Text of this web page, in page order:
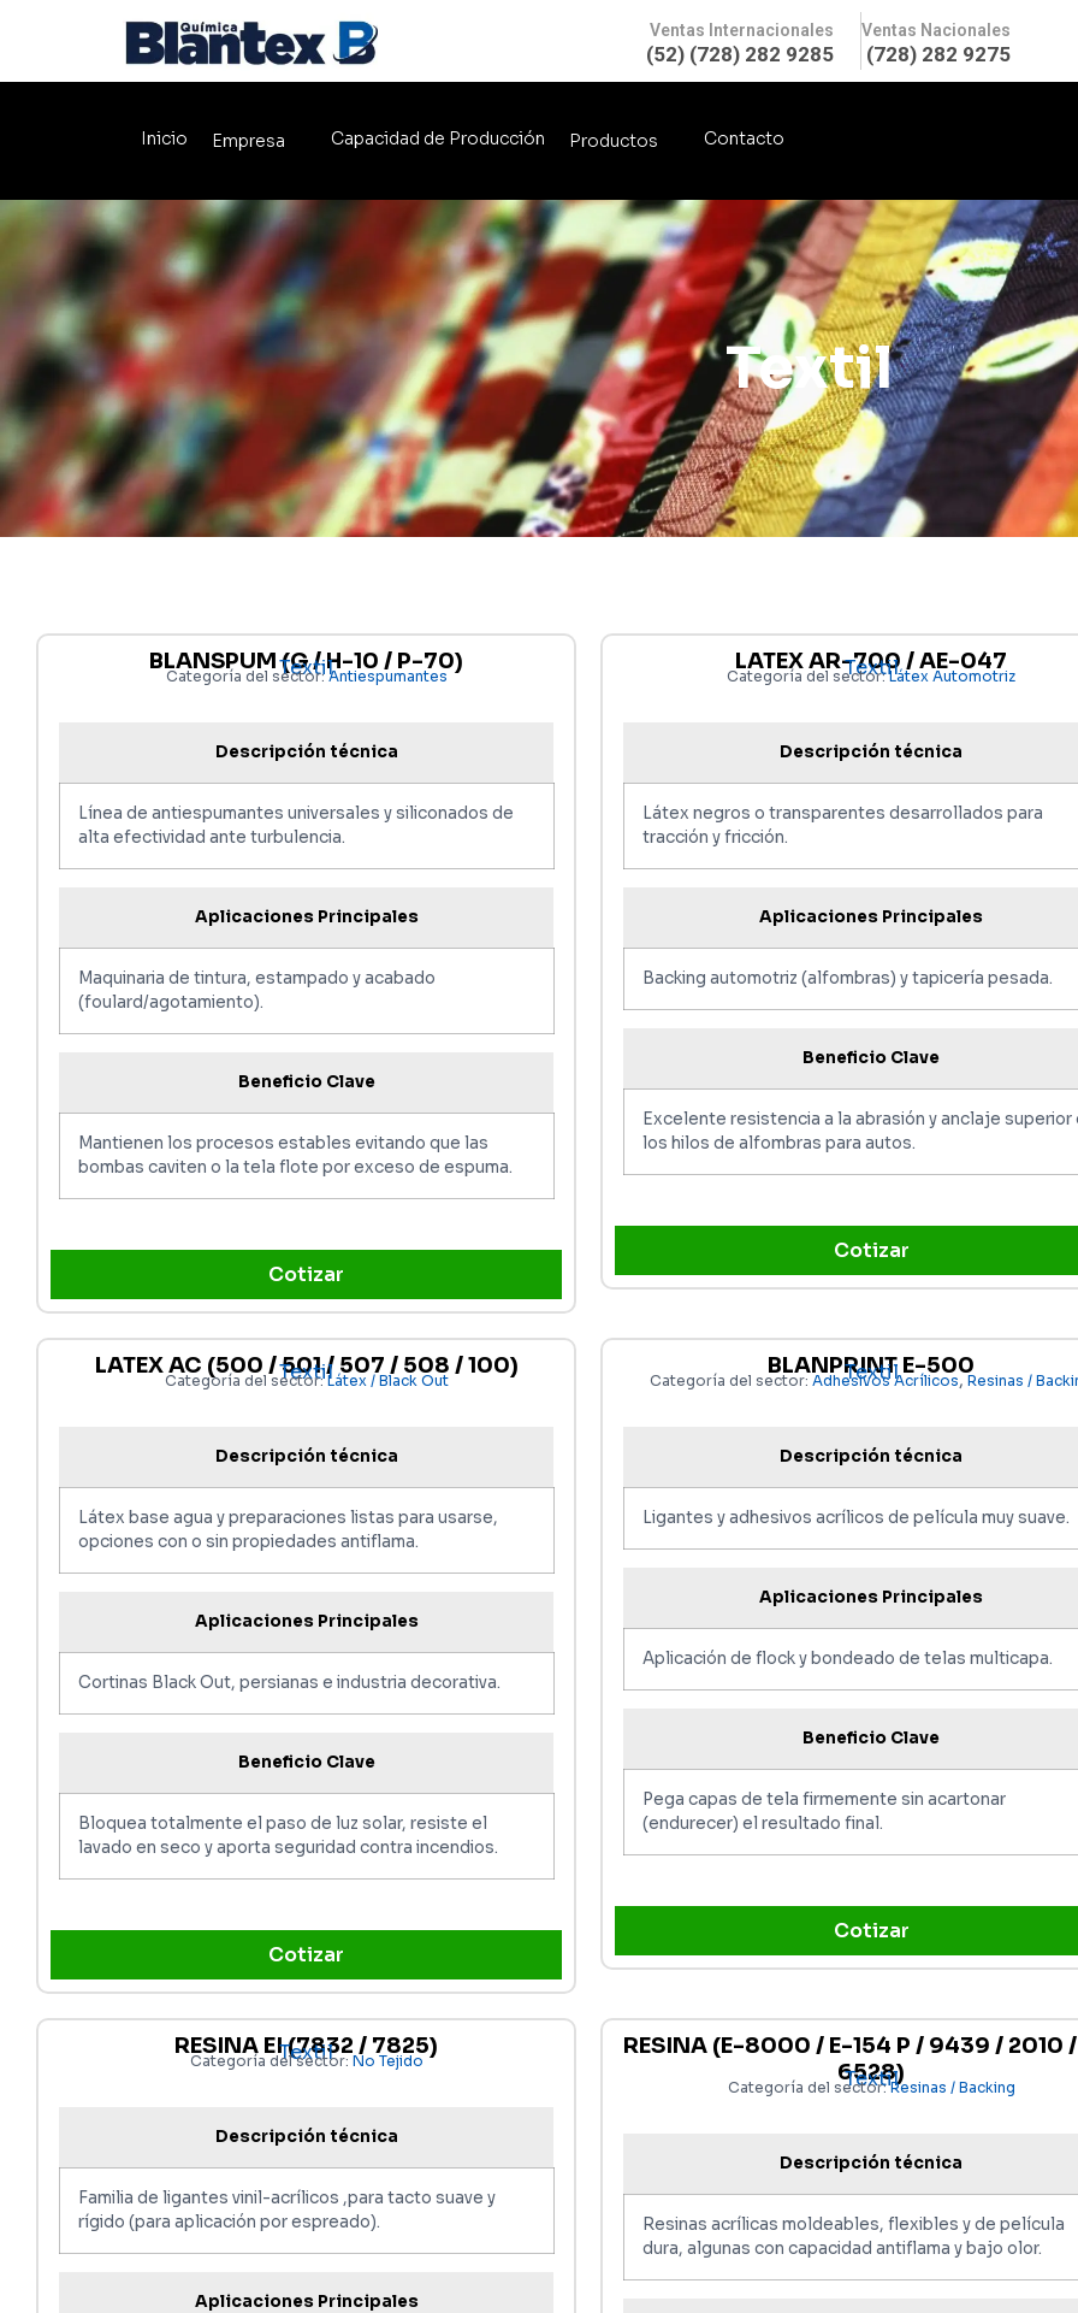
Ventas Internacionales
(52) (728) 282 9285
Ventas Nacionales
(728) 282 9275
Inicio Empresa Capacidad de Producción Productos Contacto
Textil
BLANSPUM (G / H-10 / P-70)
Textil
Categoría del sector: Antiespumantes
Descripción técnica
Línea de antiespumantes universales y siliconados de
alta efectividad ante turbulencia.
Aplicaciones Principales
Maquinaria de tintura, estampado y acabado
(foulard/agotamiento).
Beneficio Clave
Mantienen los procesos estables evitando que las
bombas caviten o la tela flote por exceso de espuma.
Cotizar
LATEX AR-700 / AE-047
Textil
Categoría del sector:Látex Automotriz
Descripción técnica
Látex negros o transparentes desarrollados para
tracción y fricción.
Aplicaciones Principales
Backing automotriz (alfombras) y tapicería pesada.
Beneficio Clave
Excelente resistencia a la abrasión y anclaje superior
los hilos de alfombras para autos.
Cotizar
LATEX AC (500 / 501 / 507 / 508 / 100)
Textil
Categoría del sector:Látex / Black Out
Descripción técnica
Látex base agua y preparaciones listas para usarse,
opciones con o sin propiedades antiflama.
Aplicaciones Principales
Cortinas Black Out, persianas e industria decorativa.
Beneficio Clave
Bloquea totalmente el paso de luz solar, resiste el
lavado en seco y aporta seguridad contra incendios.
Cotizar
BLANPRINT E-500
Textil
Categoría del sector:Adhesivos Acrílicos, Resinas /
Descripción técnica
Ligantes y adhesivos acrílicos de película muy suave.
Aplicaciones Principales
Aplicación de flock y bondeado de telas multicapa.
Beneficio Clave
Pega capas de tela firmemente sin acartonar
(endurecer) el resultado final.
Cotizar
RESINA EI (7832 / 7825)
Textil
Categoría del sector: No Tejido
Descripción técnica
Familia de ligantes vinil-acrílicos ,para tacto suave y
rígido (para aplicación por espreado).
Aplicaciones Principales
RESINA (E-8000 / E-154 P / 9439 / 2010
6528)
Textil
Categoría del sector:Resinas / Backing
Descripción técnica
Resinas acrílicas moldeables, flexibles y de película
dura, algunas con capacidad antiflama y bajo olor.